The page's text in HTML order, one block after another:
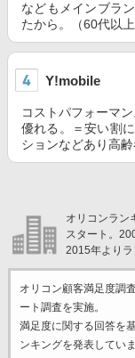
などもメインブラ
たから。（60代以上
Y!mobile
コストパフォーマ
優れる。＝安い割
ションなどあり高
オリコンラン
スタート。
2015年よりラ
オリコン顧客満足度調
ート調査を実施。
満足度に関する回答を
ンキングを発表していま